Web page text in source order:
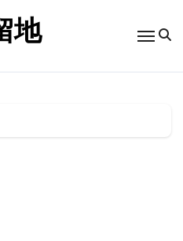
地